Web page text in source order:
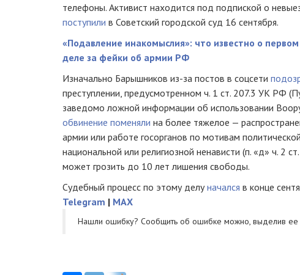
телефоны. Активист находится под подпиской о
поступили в Советский городской суд 16 сентября.
«Подавление инакомыслия»: что известно о
деле за фейки об армии РФ
Изначально Барышников из-за постов в соцсети
преступлении, предусмотренном ч. 1 ст. 207.3 УК РФ
заведомо ложной информации об использовании
обвинение поменяли на более тяжелое —
армии или работе госорганов по мотивам
национальной или религиозной ненависти (п. «д» ч. 2
может грозить до 10 лет лишения свободы.
Судебный процесс по этому делуначался в конце
Telegram | MAX
Нашли ошибку? Cообщить об ошибке можно, выделив ее